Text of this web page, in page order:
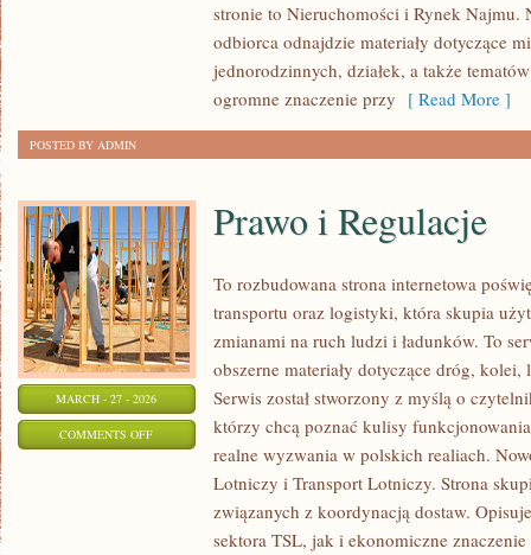
DEWELOPERZYstronie to Nieruchomości i Rynek Najmu.
odbiorca odnajdzie materiały dotyczące
jednorodzinnych, działek, a także
ogromne znaczenie przy [ Read More ]
POSTED BY ADMIN
MARCH - 27 - 2026
COMMENTS OFFON
REGULACJE
Prawo i Regulacje
To rozbudowana strona internetowa
transportu oraz logistyki, która skupia
zmianami na ruch ludzi i ładunków. To
obszerne materiały dotyczące dróg,
Serwis został stworzony z myślą o
którzy chcą poznać kulisy
realne wyzwania w polskich realiach.
Lotniczy i Transport Lotniczy. Strona
związanych z koordynacją dostaw.
sektora TSL, jak i ekonomiczne